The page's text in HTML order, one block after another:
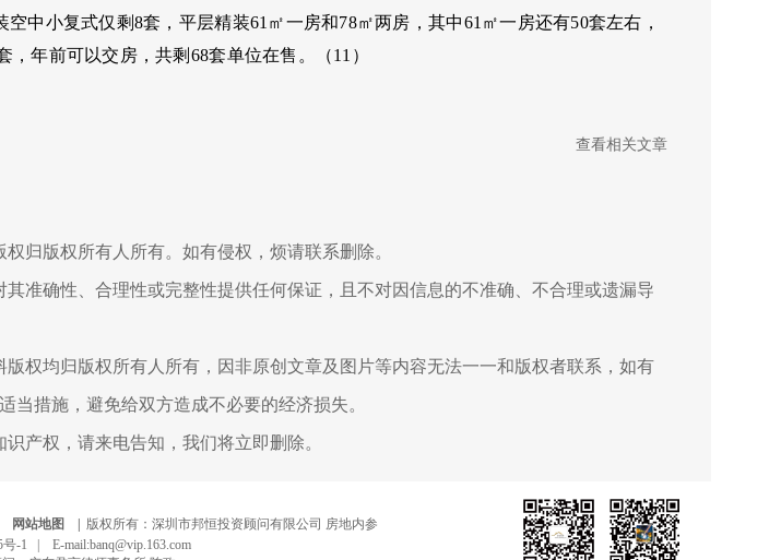
中小复式仅剩8套，平层精装61㎡一房和78㎡两房，其中61㎡一房还有50套左右，
年前可以交房，共剩68套单位在售。（11）
查看相关文章
归版权所有人所有。如有侵权，烦请联系删除。
准确性、合理性或完整性提供任何保证，且不对因信息的不准确、不合理或遗漏导
权均归版权所有人所有，因非原创文章及图片等内容无法一一和版权者联系，如有
当措施，避免给双方造成不必要的经济损失。
产权，请来电告知，我们将立即删除。
网站地图 |版权所有：深圳市邦恒投资顾问有限公司 房地内参
号-1 |
E-mail:banq@vip.163.com